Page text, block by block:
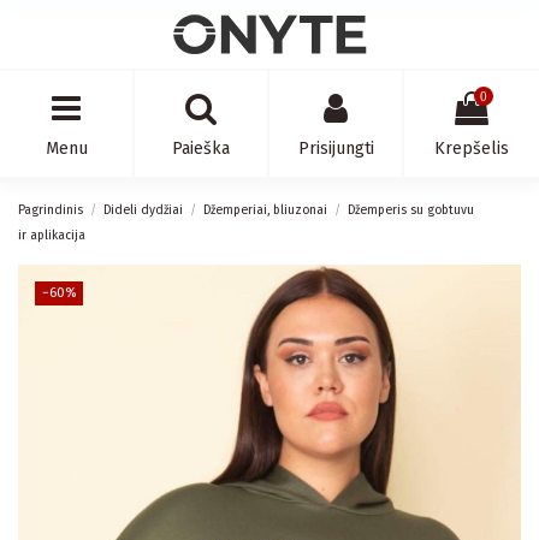
Menu Paieška Prisijungti
0
Krepšelis
Pagrindinis Dideli dydžiai Džemperiai, bliuzonai
Džemperis su gobtuvu
ir aplikacija
−60%